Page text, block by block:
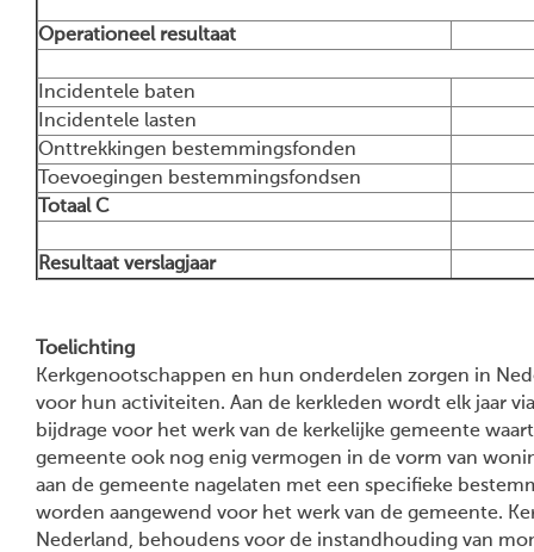
Operationeel resultaat
Incidentele baten
Incidentele lasten
Onttrekkingen bestemmingsfonden
Toevoegingen bestemmingsfondsen
Totaal C
Resultaat verslagjaar
Toelichting
Kerkgenootschappen en hun onderdelen zorgen in
voor hun activiteiten. Aan de kerkleden wordt elk jaar
bijdrage voor het werk van de kerkelijke gemeente
gemeente ook nog enig vermogen in de vorm van
aan de gemeente nagelaten met een specifieke
worden aangewend voor het werk van de gemeente.
Nederland, behoudens voor de instandhouding van